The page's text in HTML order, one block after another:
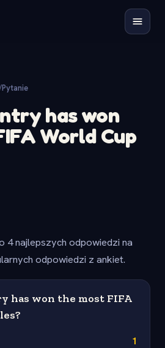
Pytanie
has won
World Cup
4 najlepszych odpowiedzi na
odpowiedzi z ankiet.
has won the most FIFA
1